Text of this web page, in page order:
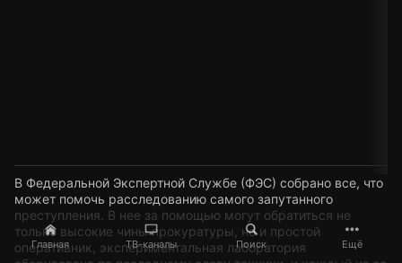
Главная ТВ-каналы Поиск Ещё
В Федеральной Экспертной Службе (ФЭС) собрано все, что
может помочь расследованию самого запутанного
преступления. В нее за помощью могут обратиться не
только высокие чины прокуратуры, но и простой
оперативник, экспериментальная лаборатория